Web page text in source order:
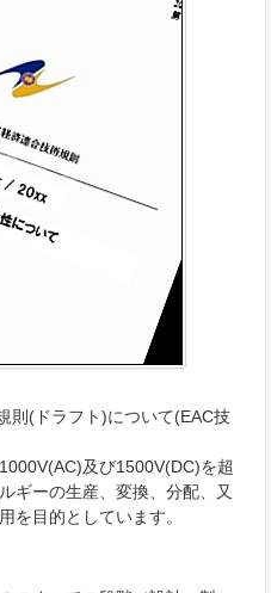
則(ドラフト)について(EAC技
及び1500V(DC)を超
ギーの生産、変換、分配、又
を目的としています。